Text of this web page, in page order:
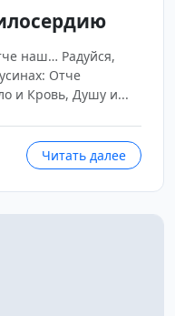
наш… Радуйся,
Отче
и Кровь, Душу и...
Читать далее